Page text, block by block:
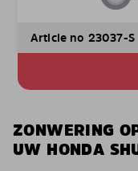
Article no 23037-S
ZONWERING
UW HONDA